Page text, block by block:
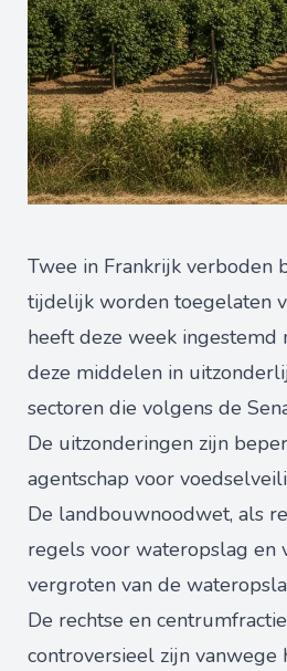
Twee in Frankrijk verboden
tijdelijk worden toegelaten
heeft deze week
deze middelen in
sectoren die volgens de
De uitzonderingen zijn
agentschap voor
De landbouwnoodwet, als
regels voor wateropslag en
vergroten van de
De rechtse en
controversieel zijn